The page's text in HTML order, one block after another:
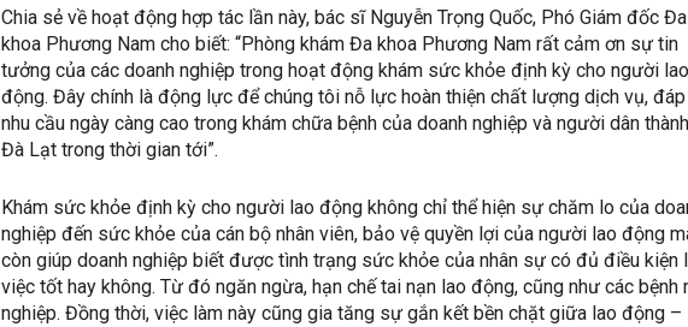
Chia sẻ về hoạt động hợp tác lần này, bác sĩ Nguyễn Trọng Quốc, Phó Giám đốc Đa
khoa Phương Nam cho biết: “Phòng khám Đa khoa Phương Nam rất cảm ơn sự tin
tưởng của các doanh nghiệp trong hoạt động khám sức khỏe định kỳ cho người lao
động. Đây chính là động lực để chúng tôi nỗ lực hoàn thiện chất lượng dịch vụ,
nhu cầu ngày càng cao trong khám chữa bệnh của doanh nghiệp và người dân
Đà Lạt trong thời gian tới”.
Khám sức khỏe định kỳ cho người lao động không chỉ thể hiện sự chăm lo của
nghiệp đến sức khỏe của cán bộ nhân viên, bảo vệ quyền lợi của người lao động
còn giúp doanh nghiệp biết được tình trạng sức khỏe của nhân sự có đủ điều kiện
việc tốt hay không. Từ đó ngăn ngừa, hạn chế tai nạn lao động, cũng như các bệnh
nghiệp. Đồng thời, việc làm này cũng gia tăng sự gắn kết bền chặt giữa lao động –